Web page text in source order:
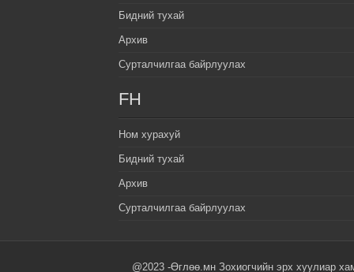
Бидний тухай
Архив
Сурталчилгаа байрлуулах
FH
Ном хурахуй
Бидний тухай
Архив
Сурталчилгаа байрлуулах
@2023 -Өглөө.мн Зохиогчийн эрх хуулиар